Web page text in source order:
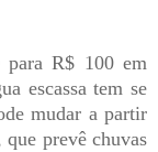
R$ 100 em
escassa tem se
mudar a partir
prevê chuvas